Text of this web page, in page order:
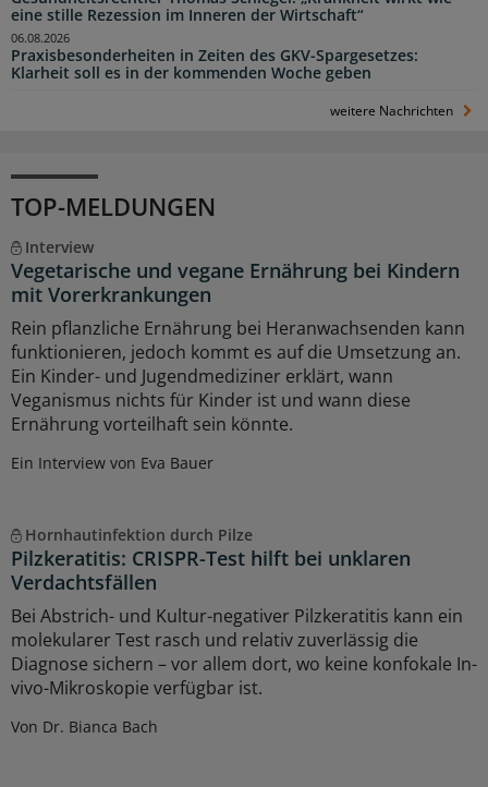
eine stille Rezession im Inneren der Wirtschaft“
Praxisbesonderheiten in Zeiten des GKV-Spargesetzes:
Klarheit soll es in der kommenden Woche geben
06.08.2026
weitere Nachrichten
TOP-MELDUNGEN
Interview
Vegetarische und vegane Ernährung bei Kindern
mit Vorerkrankungen
Rein pflanzliche Ernährung bei Heranwachsenden kann
funktionieren, jedoch kommt es auf die Umsetzung an.
Ein Kinder- und Jugendmediziner erklärt, wann
Veganismus nichts für Kinder ist und wann diese
Ernährung vorteilhaft sein könnte.
Ein Interview von Eva Bauer
Hornhautinfektion durch Pilze
Pilzkeratitis: CRISPR-Test hilft bei unklaren
Verdachtsfällen
Bei Abstrich- und Kultur-negativer Pilzkeratitis kann ein
molekularer Test rasch und relativ zuverlässig die
Diagnose sichern – vor allem dort, wo keine konfokale In-
vivo-Mikroskopie verfügbar ist.
Von Dr. Bianca Bach